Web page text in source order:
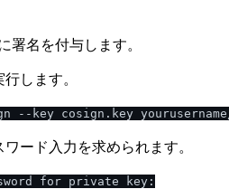
名を付与します。
します。
ード入力を求められます。